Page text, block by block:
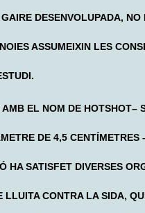
DESENVOLUPADA,
ASSUMEIXIN LES
EL NOM DE HOTSHOT–
DE 4,5
HA SATISFET DIVERSES
CONTRA LA SIDA,